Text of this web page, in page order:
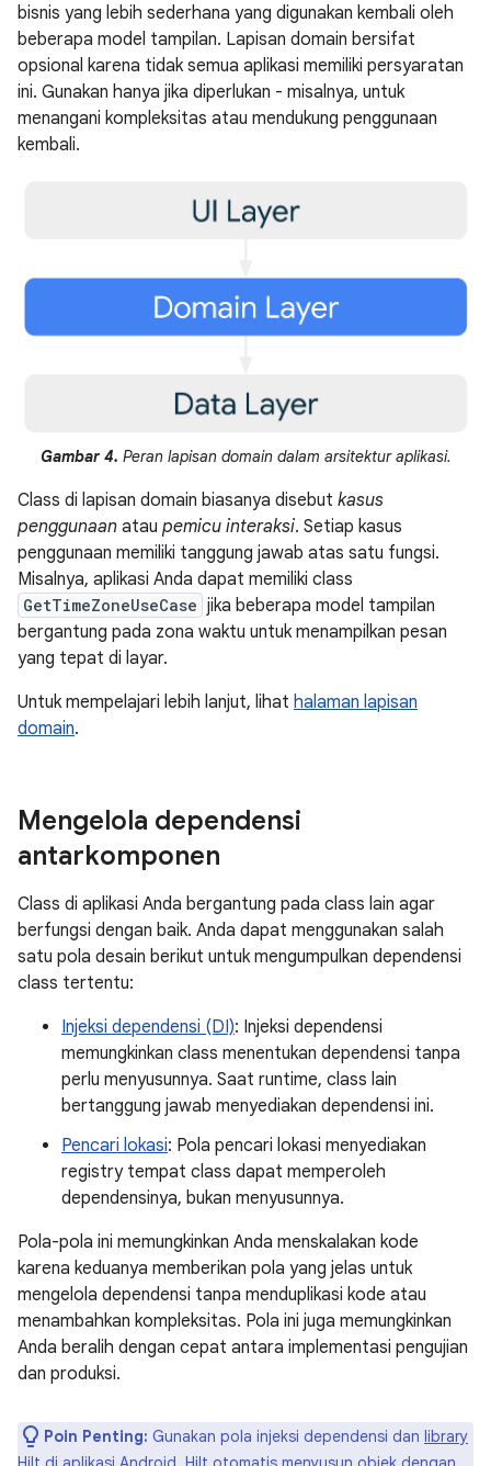
bisnis yang lebih sederhana yang digunakan kembali oleh
beberapa model tampilan. Lapisan domain bersifat
opsional karena tidak semua aplikasi memiliki persyaratan
ini. Gunakan hanya jika diperlukan - misalnya, untuk
menangani kompleksitas atau mendukung penggunaan
kembali.
Gambar 4. Peran lapisan domain dalam arsitektur aplikasi.
Class di lapisan domain biasanya disebut kasus
penggunaan atau pemicu interaksi. Setiap kasus
penggunaan memiliki tanggung jawab atas satu fungsi.
Misalnya, aplikasi Anda dapat memiliki class
GetTimeZoneUseCase jika beberapa model tampilan
bergantung pada zona waktu untuk menampilkan pesan
yang tepat di layar.
Untuk mempelajari lebih lanjut, lihat halaman lapisan
domain.
Mengelola dependensi
antarkomponen
Class di aplikasi Anda bergantung pada class lain agar
berfungsi dengan baik. Anda dapat menggunakan salah
satu pola desain berikut untuk mengumpulkan dependensi
class tertentu:
Injeksi dependensi (DI): Injeksi dependensi
memungkinkan class menentukan dependensi tanpa
perlu menyusunnya. Saat runtime, class lain
bertanggung jawab menyediakan dependensi ini.
Pencari lokasi: Pola pencari lokasi menyediakan
registry tempat class dapat memperoleh
dependensinya, bukan menyusunnya.
Pola-pola ini memungkinkan Anda menskalakan kode
karena keduanya memberikan pola yang jelas untuk
mengelola dependensi tanpa menduplikasi kode atau
menambahkan kompleksitas. Pola ini juga memungkinkan
Anda beralih dengan cepat antara implementasi pengujian
dan produksi.
Poin Penting: Gunakan pola injeksi dependensi dan library